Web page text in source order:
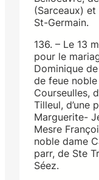
(Sarceaux)
St-Germain.
136. – Le 13
pour le
Dominique
de feue
Courseulles,
Tilleul, d’une
Marguerite-
Mesre
noble dame
parr, de Ste
Séez.